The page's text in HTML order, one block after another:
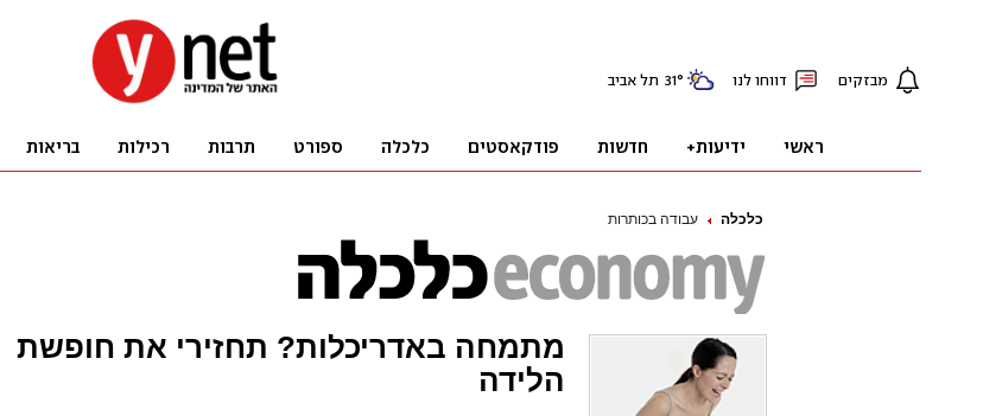
כלכלה עבודה בכותרות
מתמחה באדריכלות? תחזירי את חופשת
הלידה